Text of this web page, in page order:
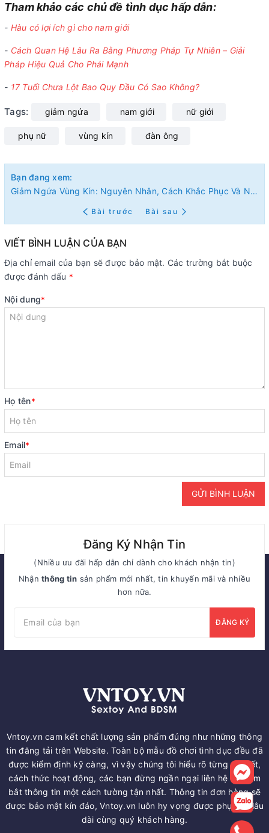
Tham khảo các chủ đề tình dục hấp dẫn:
- Hàu có lợi ích gì cho nam giới
- Cách Quan Hệ Lâu Ra Bằng Phương Pháp Tự Nhiên – Giải
Pháp Hiệu Quả Cho Phái Mạnh
- 17 Tuổi Chưa Lột Bao Quy Đầu Có Sao Không?
Tags: giảm ngứa nam giới nữ giới
phụ nữ vùng kín đàn ông
Bạn đang xem:
Giảm Ngứa Vùng Kín: Nguyên Nhân, Cách Khắc Phục Và Những Điều Cần Biết
Bài trước Bài sau
VIẾT BÌNH LUẬN CỦA BẠN
Địa chỉ email của bạn sẽ được bảo mật. Các trường bắt buộc
được đánh dấu *
Nội dung*
Họ tên*
Email*
GỬI BÌNH LUẬN
Đăng Ký Nhận Tin
(Nhiều ưu đãi hấp dẫn chỉ dành cho khách nhận tin)
Nhậnthông tin sản phẩm mới nhất, tin khuyến mãi và nhiều
hơn nữa.
ĐĂNG KÝ
Vntoy.vn cam kết chất lượng sản phẩm đúng như những thông
tin đăng tải trên Website. Toàn bộ mẫu đồ chơi tình dục đều đã
được kiểm định kỹ càng, vì vậy chúng tôi hiểu rõ từng chi tiết,
cách thức hoạt động, các bạn đừng ngần ngại liên hệ để nắm
bắt thông tin một cách tường tận nhất. Thông tin đơn hàng sẽ
được bảo mật kín đáo, Vntoy.vn luôn hy vọng được phục vụ lâu
dài cùng quý khách hàng.